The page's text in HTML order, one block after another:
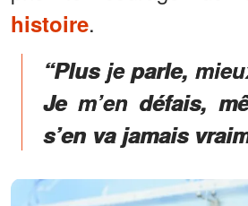
histoire.
“Plus je parle,
Je m’en défais,
s’en va jamais